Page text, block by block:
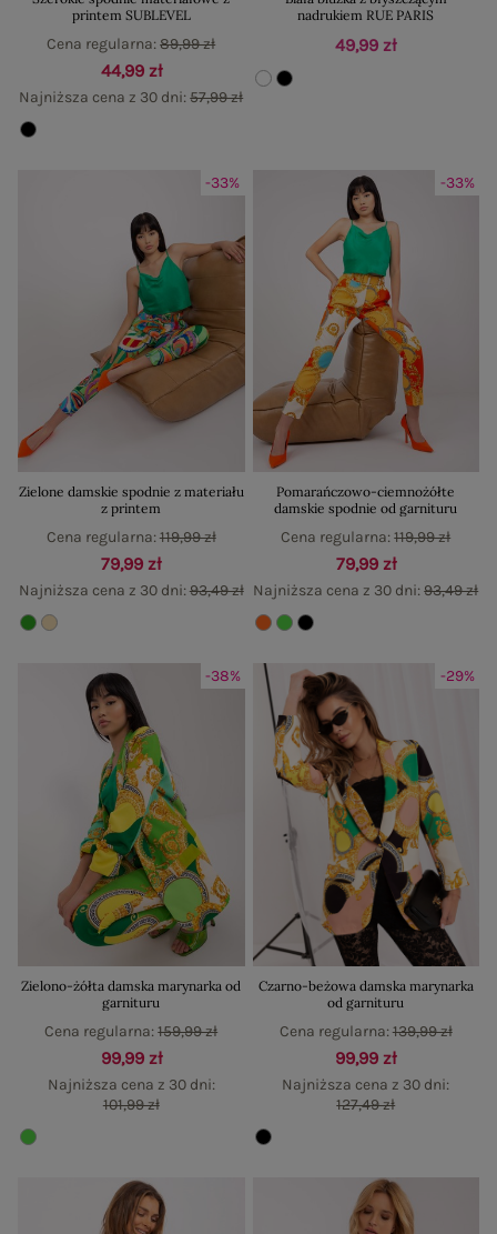
printem SUBLEVEL
44,99 zł
Najniższa cena z 30 dni:57,99 zł
Cena regularna:89,99 zł
nadrukiem RUE PARIS
49,99 zł
-33%
Zielone damskie spodnie z materiału
z printem
79,99 zł
Najniższa cena z 30 dni:93,49 zł
Cena regularna:119,99 zł
-33%
Pomarańczowo-ciemnożółte
damskie spodnie od garnituru
79,99 zł
Najniższa cena z 30 dni:93,49 zł
Cena regularna:119,99 zł
-38%
Zielono-żółta damska marynarka od
garnituru
99,99 zł
Najniższa cena z 30 dni:
101,99 zł
Cena regularna:159,99 zł
-29%
Czarno-beżowa damska marynarka
od garnituru
99,99 zł
Najniższa cena z 30 dni:
127,49 zł
Cena regularna:139,99 zł